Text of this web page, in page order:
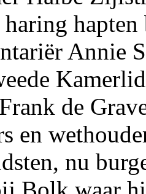
haring
Annie
de
en
nu